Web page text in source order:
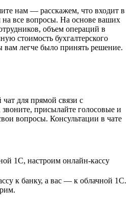
нам — расскажем, что входит в
на все вопросы. На основе ваших
объем операций в
стоимость бухгалтерского
вам легче было принять решение.
для прямой связи с
присылайте голосовые и
вопросы. Консультации в чате
1С, настроим онлайн-кассу
к банку, а вас — к облачной 1С.